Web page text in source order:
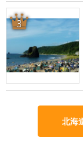
3
北海